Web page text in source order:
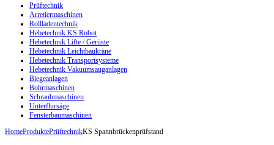
Prüftechnik
Arretiermaschinen
Rollladentechnik
Hebetechnik KS Robot
Hebetechnik Lifte / Gerüste
Hebetechnik Leichtbaukräne
Hebetechnik Transportsysteme
Hebetechnik Vakuumsauganlagen
Biegeanlagen
Bohrmaschinen
Schraubmaschinen
Unterflursäge
Fensterbaumaschinen
HomeProduktePrüftechnikKS Spannbrückenprüfstand